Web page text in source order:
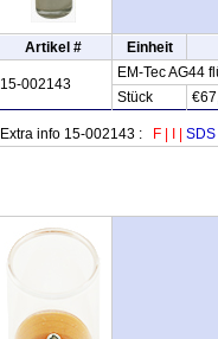
Artikel # Einheit
15-002143
EM-Tec AG44
Stück
Extra info 15-002143 : F SDS